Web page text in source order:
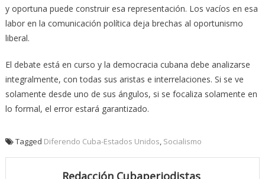
y oportuna puede construir esa representación. Los vacíos en esa
labor en la comunicación política deja brechas al oportunismo
liberal.
El debate está en curso y la democracia cubana debe analizarse
integralmente, con todas sus aristas e interrelaciones. Si se ve
solamente desde uno de sus ángulos, si se focaliza solamente en
lo formal, el error estará garantizado.
Tagged Diferendo Cuba-Estados Unidos, Socialismo
Redacción Cubaperiodistas